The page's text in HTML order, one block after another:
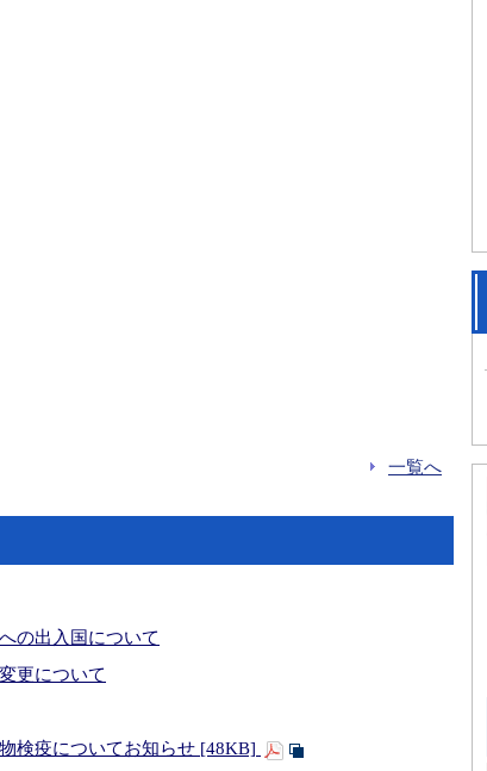
一覧へ
の出入国について
更について
検疫についてお知らせ [48KB]